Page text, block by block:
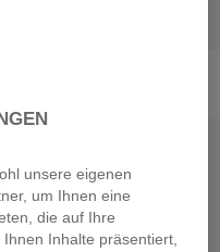
unsere eigenen
um Ihnen eine
die auf Ihre
Inhalte präsentiert,